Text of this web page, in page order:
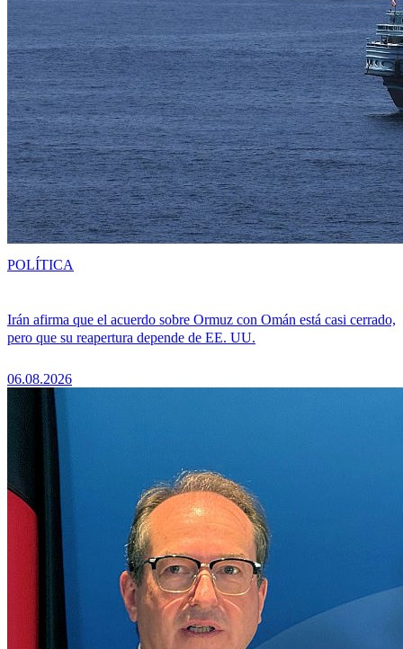
Irán afirma que el acuerdo sobre Ormuz con Omán está casi cerrado,
pero que su reapertura depende de EE. UU.
06.08.2026
POLÍTICA